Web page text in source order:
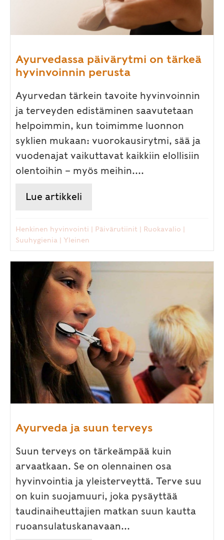
Ayurvedassa päivärytmi on tärkeä
hyvinvoinnin perusta
Ayurvedan tärkein tavoite hyvinvoinnin
ja terveyden edistäminen saavutetaan
helpoimmin, kun toimimme luonnon
syklien mukaan: vuorokausirytmi, sää ja
vuodenajat vaikuttavat kaikkiin elollisiin
olentoihin – myös meihin....
Lue artikkeli
Henkinen hyvinvointi | Päivärutiinit | Ruokavalio |
Suuhygienia | Yleinen
Ayurveda ja suun terveys
Suun terveys on tärkeämpää kuin
arvaatkaan. Se on olennainen osa
hyvinvointia ja yleisterveyttä. Terve suu
on kuin suojamuuri, joka pysäyttää
taudinaiheuttajien matkan suun kautta
ruoansulatuskanavaan...